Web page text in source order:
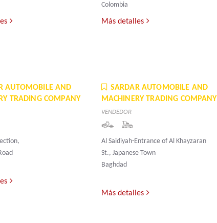
Colombia
Más detalles
AUTOMOBILE AND
TRADING COMPANY
SARDAR AUTOMOBILE AND
MACHINERY TRADING COMPANY
VENDEDOR
Al Saidiyah-Entrance of Al Khayzaran
St., Japanese Town
Baghdad
Más detalles